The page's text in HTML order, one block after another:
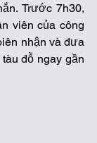
Trước 7h30,
viên của công
nhận và đưa
đỗ ngay gần